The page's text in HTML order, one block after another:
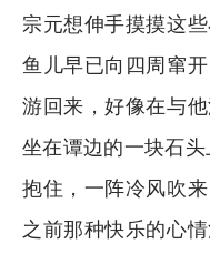
宗元想伸手摸摸这
鱼儿早已向四周窜
游回来，好像在与
坐在谭边的一块石
抱住，一阵冷风吹
之前那种快乐的心